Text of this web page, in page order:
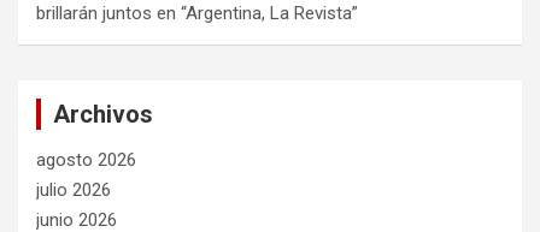
brillarán juntos en “Argentina, La Revista”
Archivos
agosto 2026
julio 2026
junio 2026